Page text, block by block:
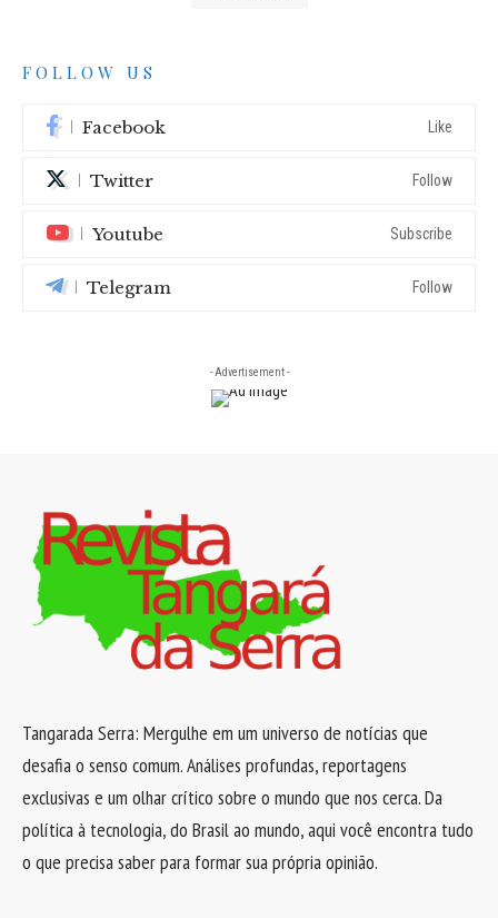
FOLLOW US
Facebook Like
Twitter Follow
Youtube Subscribe
Telegram Follow
- Advertisement -
Tangarada Serra: Mergulhe em um universo de notícias que
desafia o senso comum. Análises profundas, reportagens
exclusivas e um olhar crítico sobre o mundo que nos cerca. Da
política à tecnologia, do Brasil ao mundo, aqui você encontra tudo
o que precisa saber para formar sua própria opinião.